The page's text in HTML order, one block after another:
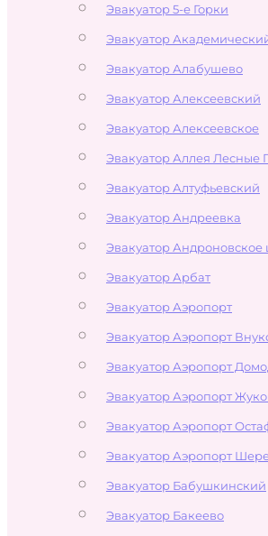
Эвакуатор 5-е Горки
Эвакуатор
Эвакуатор Алабушево
Эвакуатор Алексеевский
Эвакуатор Алексеевское
Эвакуатор Аллея Лесные
Эвакуатор Алтуфьевский
Эвакуатор Андреевка
Эвакуатор Андроновское
Эвакуатор Арбат
Эвакуатор Аэропорт
Эвакуатор Аэропорт
Эвакуатор Аэропорт
Эвакуатор Аэропорт
Эвакуатор Аэропорт
Эвакуатор Аэропорт
Эвакуатор Бабушкинский
Эвакуатор Бакеево